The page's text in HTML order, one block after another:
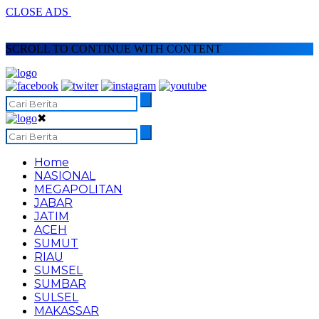
CLOSE ADS
SCROLL TO CONTINUE WITH CONTENT
✖
Home
NASIONAL
MEGAPOLITAN
JABAR
JATIM
ACEH
SUMUT
RIAU
SUMSEL
SUMBAR
SULSEL
MAKASSAR